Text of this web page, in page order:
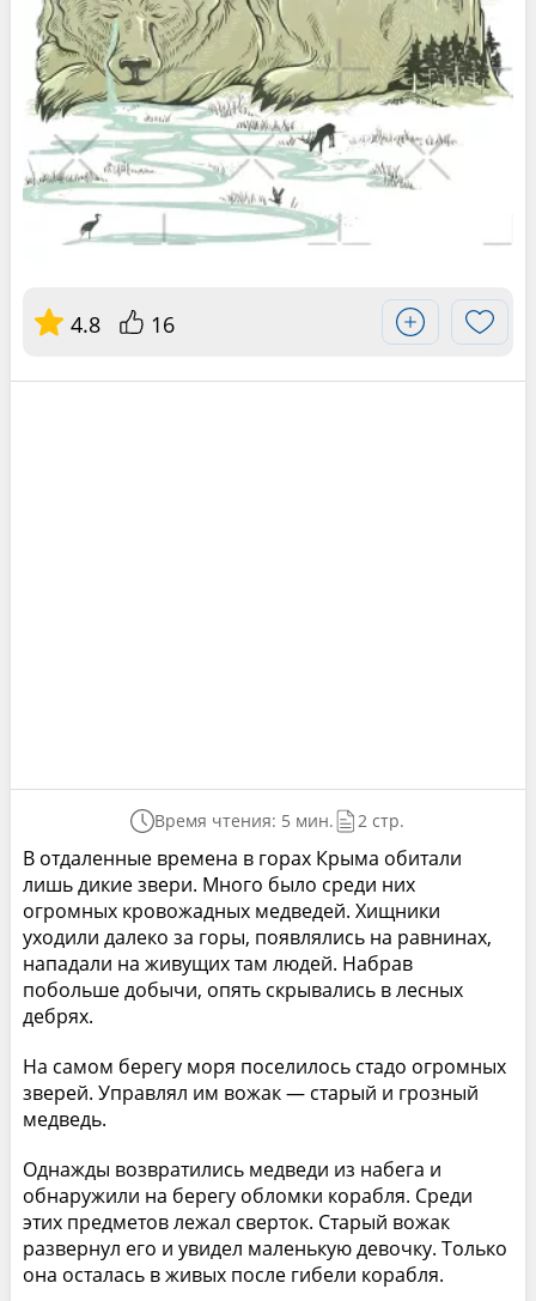
4.8 16
Время чтения: 5 мин. 2 стр.
В отдаленные времена в горах Крыма обитали
лишь дикие звери. Много было среди них
огромных кровожадных медведей. Хищники
уходили далеко за горы, появлялись на равнинах,
нападали на живущих там людей. Набрав
побольше добычи, опять скрывались в лесных
дебрях.
На самом берегу моря поселилось стадо огромных
зверей. Управлял им вожак — старый и грозный
медведь.
Однажды возвратились медведи из набега и
обнаружили на берегу обломки корабля. Среди
этих предметов лежал сверток. Старый вожак
развернул его и увидел маленькую девочку. Только
она осталась в живых после гибели корабля.